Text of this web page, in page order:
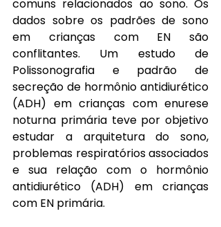
comuns relacionados ao sono. Os
dados sobre os padrões de sono
em crianças com EN são
conflitantes. Um estudo de
Polissonografia e padrão de
secreção de hormônio antidiurético
(ADH) em crianças com enurese
noturna primária teve por objetivo
estudar a arquitetura do sono,
problemas respiratórios associados
e sua relação com o hormônio
antidiurético (ADH) em crianças
com EN primária.